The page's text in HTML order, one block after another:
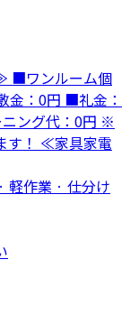
■ワンルーム個
金：0円 ■礼金：
ング代：0円 ※
す！ ≪家具家電
軽作業 · 仕分け